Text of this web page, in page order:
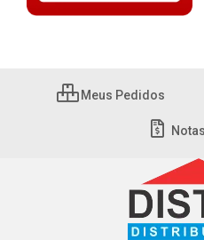
Meus Pedidos